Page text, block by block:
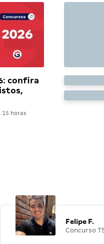
confira
15 horas
Felipe F.
Concurso